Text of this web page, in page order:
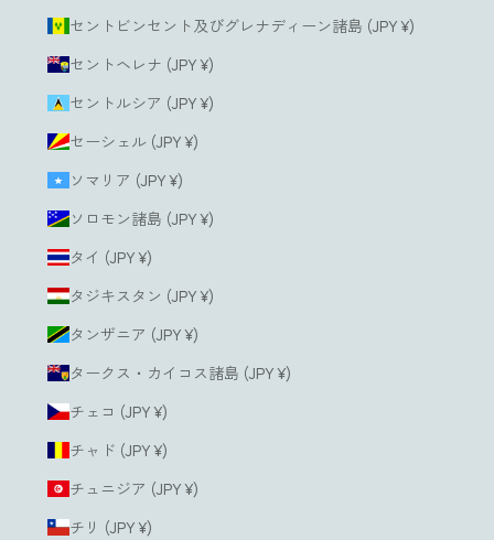
セントビンセント及びグレナディーン諸島 (JPY ¥)
セントヘレナ (JPY ¥)
セントルシア (JPY ¥)
セーシェル (JPY ¥)
ソマリア (JPY ¥)
ソロモン諸島 (JPY ¥)
タイ (JPY ¥)
タジキスタン (JPY ¥)
タンザニア (JPY ¥)
タークス・カイコス諸島 (JPY ¥)
チェコ (JPY ¥)
チャド (JPY ¥)
チュニジア (JPY ¥)
チリ (JPY ¥)